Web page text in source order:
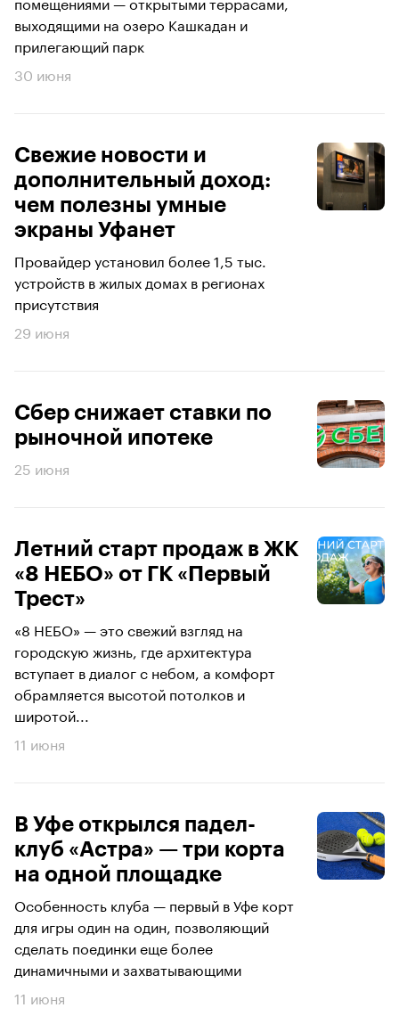
выходящими на озеро Кашкадан и
прилегающий парк
30 июня
Свежие новости и
дополнительный доход:
чем полезны умные
экраны Уфанет
Провайдер установил более 1,5 тыс.
устройств в жилых домах в регионах
присутствия
29 июня
Сбер снижает ставки по
рыночной ипотеке
25 июня
Летний старт продаж в ЖК
«8 НЕБО» от ГК «Первый
Трест»
«8 НЕБО» — это свежий взгляд на
городскую жизнь, где архитектура
вступает в диалог с небом, а комфорт
обрамляется высотой потолков и
широтой...
11 июня
В Уфе открылся падел-
клуб «Астра» — три корта
на одной площадке
Особенность клуба — первый в Уфе корт
для игры один на один, позволяющий
сделать поединки еще более
динамичными и захватывающими
11 июня